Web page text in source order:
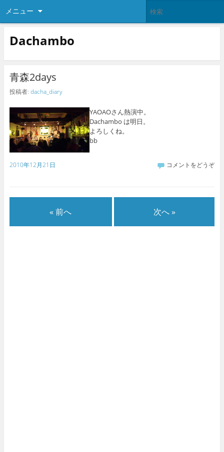
メニュー
Dachambo
青森2days
投稿者: dacha_diary
YAOAOさん熱演中。
Dachambo は明日。
よろしくね。
bb
2010年12月21日 コメントをどうぞ
« 前へ 次へ »